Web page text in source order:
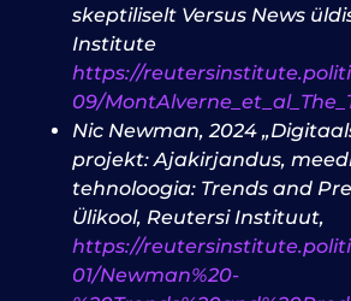
skeptiliselt Versus News
Institute
https://
09/
Nic Newman, 2024
projekt: Ajakirjandus,
tehnoloogia: Trends and
Ülikool, Reutersi Instituut,
https://
01/Newman%20-